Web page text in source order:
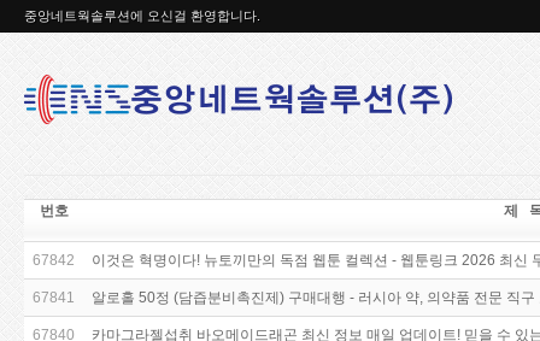
중앙네트웍솔루션에 오신걸 환영합니다.
번호 제
67842 이것은 혁명이다! 뉴토끼만의 독점 웹툰 컬렉션 - 웹툰링크 2026 최신
67841 알로홀 50정 (담즙분비촉진제) 구매대행 - 러시아 약, 의약품 전문 직구
67840 카마그라젤섭취 바오메이드래곤 최신 정보 매일 업데이트! 믿을 수 있